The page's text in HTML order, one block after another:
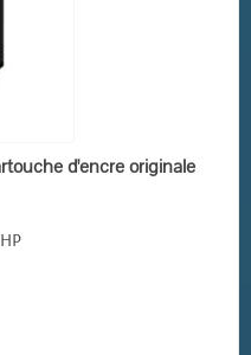
d'encre originale